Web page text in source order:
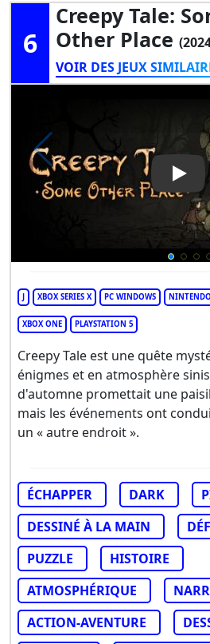
6
Creepy Tale:
Other Place
VOIR DES JEUX
Play
J XBOX SERIES X PC WINDOWS
XBOX ONE PLAYSTATION 5
Creepy Tale est une quête
énigmes et en atmosphère
d'automne promettait une
mais les événements ont
un « autre endroit ».
ÉCHAPPER DARK
DESSINÉ À LA MAIN
PUZZLE
HISTOIRE
ATMOSPHÉRIQUE
ACTION-AVENTURE